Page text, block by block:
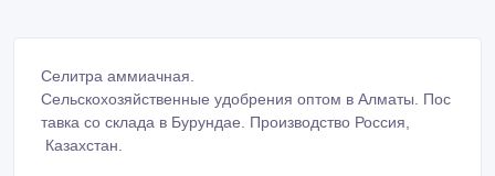
Селитра аммиачная.
Сельскохозяйственные удобрения оптом в Алматы. Пос
тавка со склада в Бурундае. Производство Россия,
Казахстан.